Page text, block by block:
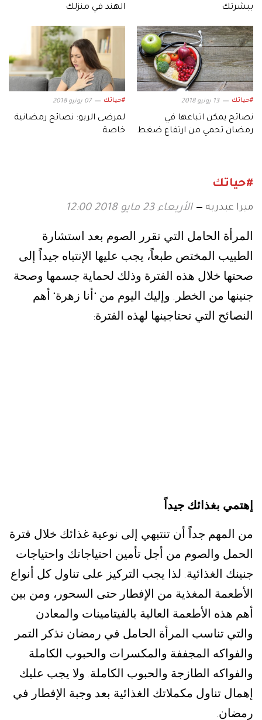
ببشرتك
الهند في منزلك
#حياتك 13 يونيو 2018
نصائح يمكن اتباعها في
رمضان تحمي من ارتفاع ضغط
#حياتك 07 يونيو 2018
لمرضى الربو: نصائح رمضانية
خاصة
#حياتك
ميرا عبدربه الأربعاء 23 مايو 2018 12:00
المرأة الحامل التي تقرر الصوم بعد استشارة
الطبيب المختص طبعاً، يجب عليها الإنتباه جيداً إلى
صحتها خلال هذه الفترة وذلك لحماية جسمها وصحة
جنينها من الخطر . وإليك اليوم من " أنا زهرة" أهم
النصائح التي تحتاجينها لهذه الفترة:
إهتمي بغذائك جيداً
من المهم جداً أن تنتبهي إلى نوعية غذائك خلال فترة
الحمل والصوم من أجل تأمين احتياجاتك واحتياجات
جنينك الغذائية. لذا يجب التركيز على تناول كل أنواع
الأطعمة المغذية من الإفطار حتى السحور، ومن بين
أهم هذه الأطعمة العالية بالفيتامينات والمعادن
والتي تناسب المرأة الحامل في رمضان نذكر التمر
والفواكه المجففة والمكسرات والحبوب الكاملة
والفواكه الطازجة والحبوب الكاملة. ولا يجب عليك
إهمال تناول مكملاتك الغذائية بعد وجبة الإفطار في
رمضان.